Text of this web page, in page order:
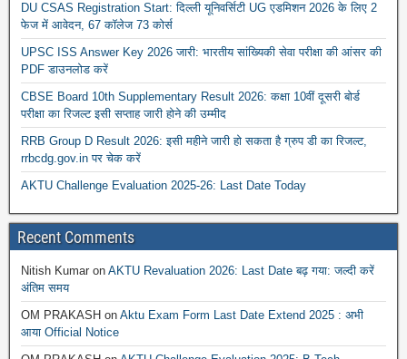
DU CSAS Registration Start: दिल्ली यूनिवर्सिटी UG एडमिशन 2026 के लिए 2
फेज में आवेदन, 67 कॉलेज 73 कोर्स
UPSC ISS Answer Key 2026 जारी: भारतीय सांख्यिकी सेवा परीक्षा की आंसर की
PDF डाउनलोड करें
CBSE Board 10th Supplementary Result 2026: कक्षा 10वीं दूसरी बोर्ड
परीक्षा का रिजल्ट इसी सप्ताह जारी होने की उम्मीद
RRB Group D Result 2026: इसी महीने जारी हो सकता है ग्रुप डी का रिजल्ट,
rrbcdg.gov.in पर चेक करें
AKTU Challenge Evaluation 2025-26: Last Date Today
Recent Comments
Nitish Kumar on AKTU Revaluation 2026: Last Date बढ़ गया: जल्दी करें
अंतिम समय
OM PRAKASH on Aktu Exam Form Last Date Extend 2025 : अभी
आया Official Notice